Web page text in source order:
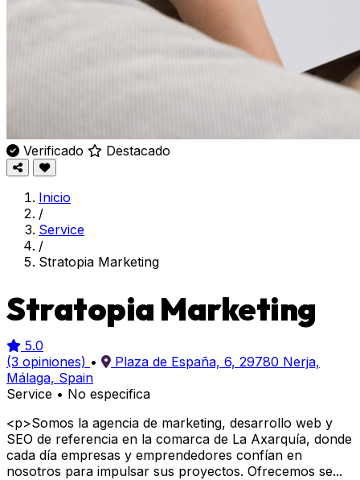
Verificado Destacado
Inicio
/
Service
/
Stratopia Marketing
Stratopia Marketing
5.0
(3 opiniones) •
Plaza de España, 6, 29780 Nerja,
Málaga, Spain
Service • No especifica
<p>Somos la agencia de marketing, desarrollo web y
SEO de referencia en la comarca de La Axarquía, donde
cada día empresas y emprendedores confían en
nosotros para impulsar sus proyectos. Ofrecemos se...